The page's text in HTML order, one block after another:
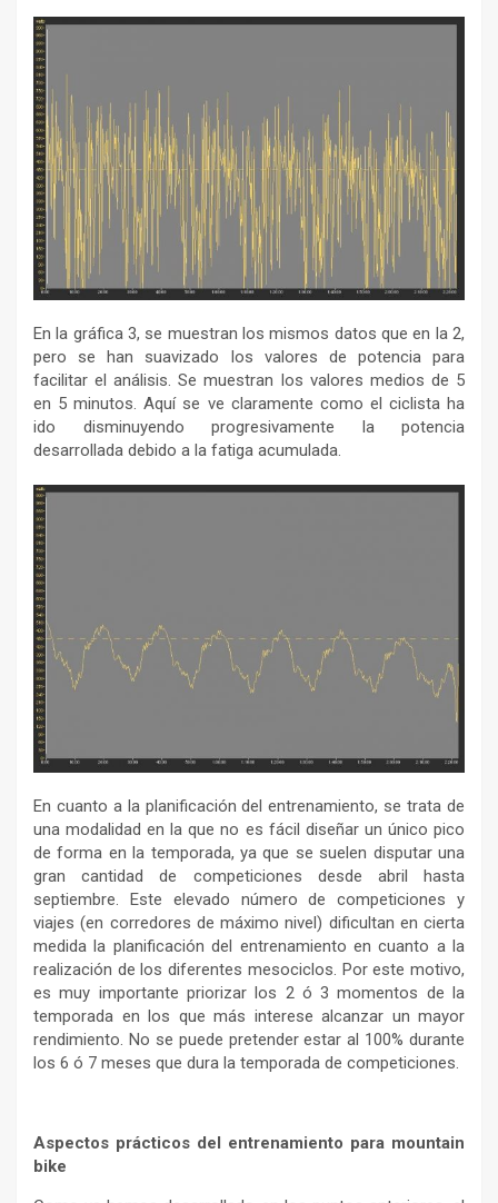
En la gráfica 3, se muestran los mismos datos que en la 2,
pero se han suavizado los valores de potencia para
facilitar el análisis. Se muestran los valores medios de 5
en 5 minutos. Aquí se ve claramente como el ciclista ha
ido disminuyendo progresivamente la potencia
desarrollada debido a la fatiga acumulada.
En cuanto a la planificación del entrenamiento, se trata de
una modalidad en la que no es fácil diseñar un único pico
de forma en la temporada, ya que se suelen disputar una
gran cantidad de competiciones desde abril hasta
septiembre. Este elevado número de competiciones y
viajes (en corredores de máximo nivel) dificultan en cierta
medida la planificación del entrenamiento en cuanto a la
realización de los diferentes mesociclos. Por este motivo,
es muy importante priorizar los 2 ó 3 momentos de la
temporada en los que más interese alcanzar un mayor
rendimiento. No se puede pretender estar al 100% durante
los 6 ó 7 meses que dura la temporada de competiciones.
Aspectos prácticos del entrenamiento para mountain
bike